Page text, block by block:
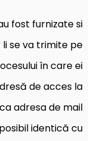
fost furnizate si
se va trimite pe
în care ei
de acces la
adresa de mail
identică cu